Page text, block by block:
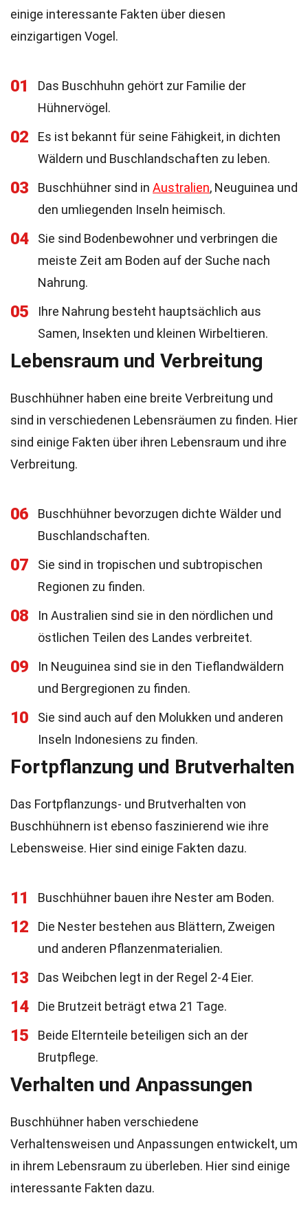
einige interessante Fakten über diesen
einzigartigen Vogel.
01
Das Buschhuhn gehört zur Familie der
Hühnervögel.
02
Es ist bekannt für seine Fähigkeit, in dichten
Wäldern und Buschlandschaften zu leben.
03 Buschhühner sind in Australien, Neuguinea und
den umliegenden Inseln heimisch.
04
Sie sind Bodenbewohner und verbringen die
meiste Zeit am Boden auf der Suche nach
Nahrung.
05
Ihre Nahrung besteht hauptsächlich aus
Samen, Insekten und kleinen Wirbeltieren.
Lebensraum und Verbreitung
Buschhühner haben eine breite Verbreitung und
sind in verschiedenen Lebensräumen zu finden. Hier
sind einige Fakten über ihren Lebensraum und ihre
Verbreitung.
06
Buschhühner bevorzugen dichte Wälder und
Buschlandschaften.
07
Sie sind in tropischen und subtropischen
Regionen zu finden.
08
In Australien sind sie in den nördlichen und
östlichen Teilen des Landes verbreitet.
09
In Neuguinea sind sie in den Tieflandwäldern
und Bergregionen zu finden.
10
Sie sind auch auf den Molukken und anderen
Inseln Indonesiens zu finden.
Fortpflanzung und Brutverhalten
Das Fortpflanzungs- und Brutverhalten von
Buschhühnern ist ebenso faszinierend wie ihre
Lebensweise. Hier sind einige Fakten dazu.
11 Buschhühner bauen ihre Nester am Boden.
12
Die Nester bestehen aus Blättern, Zweigen
und anderen Pflanzenmaterialien.
13 Das Weibchen legt in der Regel 2-4 Eier.
14 Die Brutzeit beträgt etwa 21 Tage.
15
Beide Elternteile beteiligen sich an der
Brutpflege.
Verhalten und Anpassungen
Buschhühner haben verschiedene
Verhaltensweisen und Anpassungen entwickelt, um
in ihrem Lebensraum zu überleben. Hier sind einige
interessante Fakten dazu.